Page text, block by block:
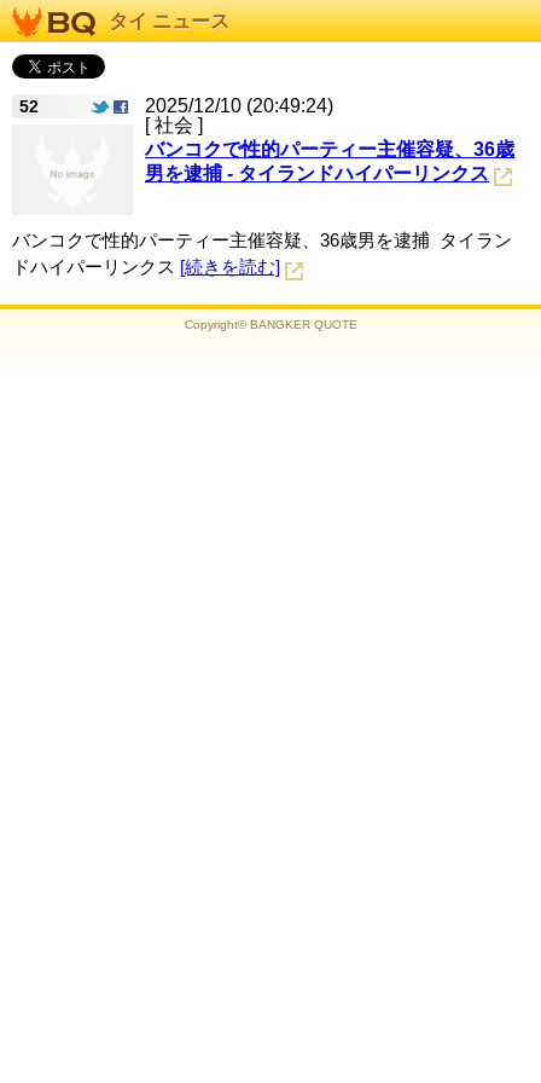
タイ ニュース
52
2025/12/10 (20:49:24)
[ 社会 ]
バンコクで性的パーティー主催容疑、36歳
男を逮捕 - タイランドハイパーリンクス
バンコクで性的パーティー主催容疑、36歳男を逮捕 タイラン
ドハイパーリンクス [続きを読む]
Copyright© BANGKER QUOTE